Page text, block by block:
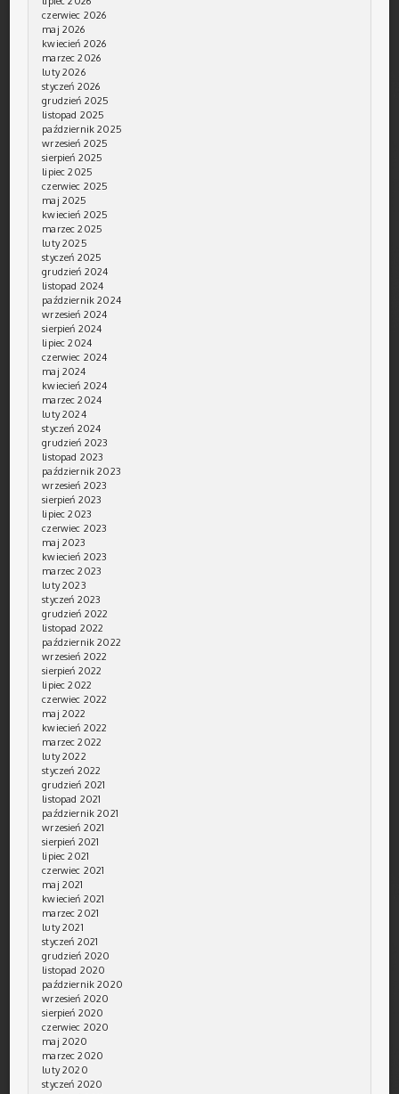
czerwiec 2026
maj 2026
kwiecień 2026
marzec 2026
luty 2026
styczeń 2026
grudzień 2025
listopad 2025
październik 2025
wrzesień 2025
sierpień 2025
lipiec 2025
czerwiec 2025
maj 2025
kwiecień 2025
marzec 2025
luty 2025
styczeń 2025
grudzień 2024
listopad 2024
październik 2024
wrzesień 2024
sierpień 2024
lipiec 2024
czerwiec 2024
maj 2024
kwiecień 2024
marzec 2024
luty 2024
styczeń 2024
grudzień 2023
listopad 2023
październik 2023
wrzesień 2023
sierpień 2023
lipiec 2023
czerwiec 2023
maj 2023
kwiecień 2023
marzec 2023
luty 2023
styczeń 2023
grudzień 2022
listopad 2022
październik 2022
wrzesień 2022
sierpień 2022
lipiec 2022
czerwiec 2022
maj 2022
kwiecień 2022
marzec 2022
luty 2022
styczeń 2022
grudzień 2021
listopad 2021
październik 2021
wrzesień 2021
sierpień 2021
lipiec 2021
czerwiec 2021
maj 2021
kwiecień 2021
marzec 2021
luty 2021
styczeń 2021
grudzień 2020
listopad 2020
październik 2020
wrzesień 2020
sierpień 2020
czerwiec 2020
maj 2020
marzec 2020
luty 2020
styczeń 2020